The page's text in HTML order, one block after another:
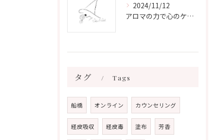
2024/11/12
アロマの力で心のケアをする方法
タグ Tags
船橋 オンライン カウンセリング
経皮吸収 経皮毒 塗布 芳香